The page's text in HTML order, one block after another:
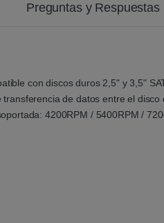
Preguntas y Respuestas
con discos duros 2,5" y 3,5"
de datos entre el
4200RPM / 5400RPM /